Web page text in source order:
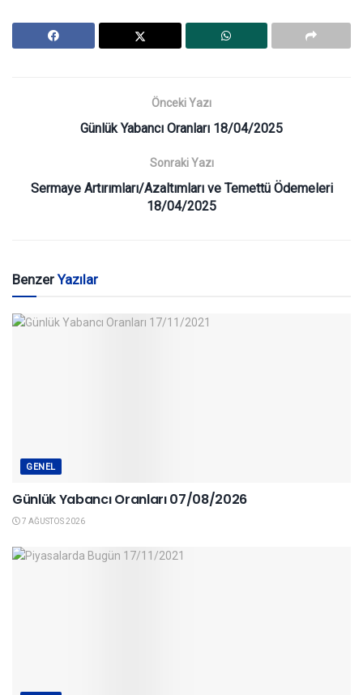
Önceki Yazı
Günlük Yabancı Oranları 18/04/2025
Sonraki Yazı
Sermaye Artırımları/Azaltımları ve Temettü Ödemeleri
18/04/2025
BenzerYazılar
GENEL
Günlük Yabancı Oranları 07/08/2026
7 AĞUSTOS 2026